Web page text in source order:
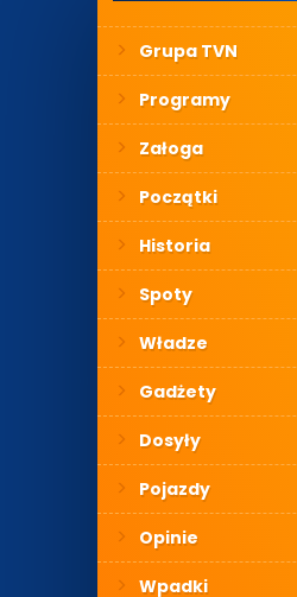
Grupa TVN
Programy
Załoga
Początki
Historia
Spoty
Władze
Gadżety
Dosyły
Pojazdy
Opinie
Wpadki